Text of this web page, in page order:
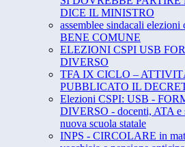
DICE IL MINISTRO
assemblee sindacali
BENE COMUNE
ELEZIONI CSPI USB
DIVERSO
TFA IX CICLO –
PUBBLICATO IL
Elezioni CSPI: USB -
DIVERSO - docenti, ATA e
nuova scuola statale
INPS - CIRCOLARE in